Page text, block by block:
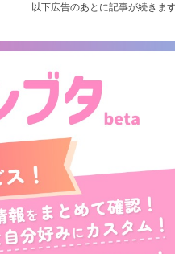
以下広告のあとに記事が続きま